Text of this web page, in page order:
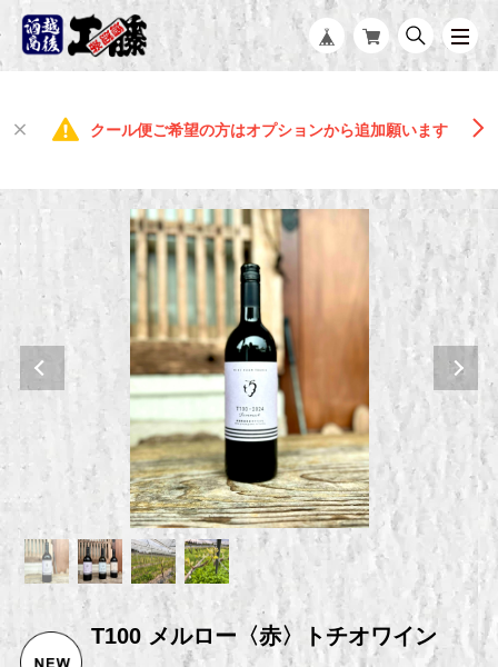
クール便ご希望の方はオプションから追加願います
T100 メルロー〈赤〉トチオワイン